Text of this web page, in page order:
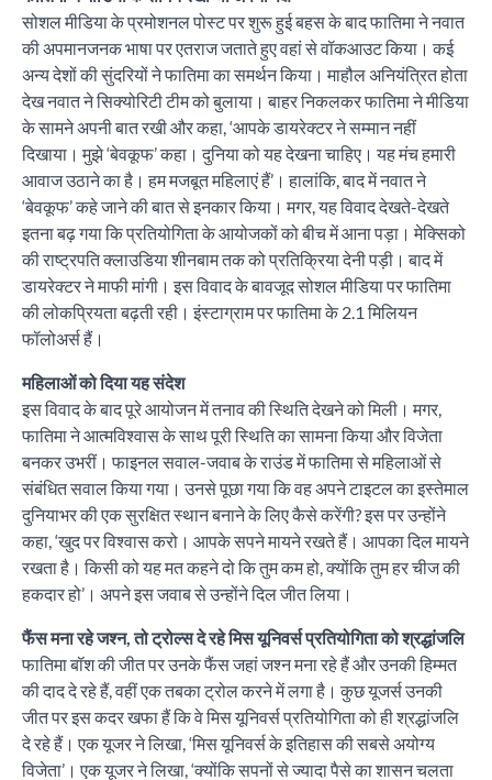
सोशल मीडिया के प्रमोशनल पोस्ट पर शुरू हुई बहस के बाद फातिमा ने नवात
की अपमानजनक भाषा पर एतराज जताते हुए वहां से वॉकआउट किया। कई
अन्य देशों की सुंदरियों ने फातिमा का समर्थन किया। माहौल अनियंत्रित होता
देख नवात ने सिक्योरिटी टीम को बुलाया। बाहर निकलकर फातिमा ने मीडिया
के सामने अपनी बात रखी और कहा, ‘आपके डायरेक्टर ने सम्मान नहीं
दिखाया। मुझे ‘बेवकूफ’ कहा। दुनिया को यह देखना चाहिए। यह मंच हमारी
आवाज उठाने का है। हम मजबूत महिलाएं हैं’। हालांकि, बाद में नवात ने
‘बेवकूफ’ कहे जाने की बात से इनकार किया। मगर, यह विवाद देखते-देखते
इतना बढ़ गया कि प्रतियोगिता के आयोजकों को बीच में आना पड़ा। मेक्सिको
की राष्ट्रपति क्लाउडिया शीनबाम तक को प्रतिक्रिया देनी पड़ी। बाद में
डायरेक्टर ने माफी मांगी। इस विवाद के बावजूद सोशल मीडिया पर फातिमा
की लोकप्रियता बढ़ती रही। इंस्टाग्राम पर फातिमा के 2.1 मिलियन
फॉलोअर्स हैं।
महिलाओं को दिया यह संदेश
इस विवाद के बाद पूरे आयोजन में तनाव की स्थिति देखने को मिली। मगर,
फातिमा ने आत्मविश्वास के साथ पूरी स्थिति का सामना किया और विजेता
बनकर उभरीं। फाइनल सवाल-जवाब के राउंड में फातिमा से महिलाओं से
संबंधित सवाल किया गया। उनसे पूछा गया कि वह अपने टाइटल का इस्तेमाल
दुनियाभर की एक सुरक्षित स्थान बनाने के लिए कैसे करेंगी? इस पर उन्होंने
कहा, ‘खुद पर विश्वास करो। आपके सपने मायने रखते हैं। आपका दिल मायने
रखता है। किसी को यह मत कहने दो कि तुम कम हो, क्योंकि तुम हर चीज की
हकदार हो’। अपने इस जवाब से उन्होंने दिल जीत लिया।
फैंस मना रहे जश्न, तो ट्रोल्स दे रहे मिस यूनिवर्स प्रतियोगिता को श्रद्धांजलि
फातिमा बॉश की जीत पर उनके फैंस जहां जश्न मना रहे हैं और उनकी हिम्मत
की दाद दे रहे हैं, वहीं एक तबका ट्रोल करने में लगा है। कुछ यूजर्स उनकी
जीत पर इस कदर खफा हैं कि वे मिस यूनिवर्स प्रतियोगिता को ही श्रद्धांजलि
दे रहे हैं। एक यूजर ने लिखा, ‘मिस यूनिवर्स के इतिहास की सबसे अयोग्य
विजेता’। एक यूजर ने लिखा, ‘क्योंकि सपनों से ज्यादा पैसे का शासन चलता